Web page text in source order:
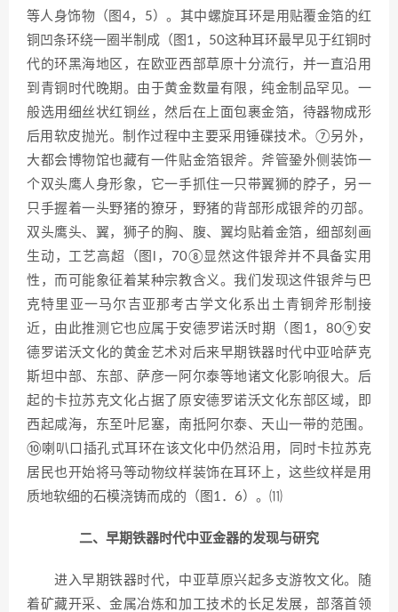
等人身饰物（图4，5）。其中螺旋耳环是用贴覆金箔的红
铜凹条环绕一圈半制成（图1，50这种耳环最早见于红铜时
代的环黑海地区，在欧亚西部草原十分流行，并一直沿用
到青铜时代晚期。由于黄金数量有限，纯金制品罕见。一
般选用细丝状红铜丝，然后在上面包裹金箔，待器物成形
后用软皮抛光。制作过程中主要采用锤碟技术。⑦另外，
大都会博物馆也藏有一件贴金箔银斧。斧管銎外侧装饰一
个双头鹰人身形象，它一手抓住一只带翼狮的脖子，另一
只手握着一头野猪的獠牙，野猪的背部形成银斧的刃部。
双头鹰头、翼，狮子的胸、腹、翼均贴着金箔，细部刻画
生动，工艺高超（图l，70⑧显然这件银斧并不具备实用
性，而可能象征着某种宗教含义。我们发现这件银斧与巴
克特里亚一马尔吉亚那考古学文化系出土青铜斧形制接
近，由此推测它也应属于安德罗诺沃时期（图1，80⑨安
德罗诺沃文化的黄金艺术对后来早期铁器时代中亚哈萨克
斯坦中部、东部、萨彦一阿尔泰等地诸文化影响很大。后
起的卡拉苏克文化占据了原安德罗诺沃文化东部区域，即
西起咸海，东至叶尼塞，南抵阿尔泰、天山一带的范围。
⑩喇叭口插孔式耳环在该文化中仍然沿用，同时卡拉苏克
居民也开始将马等动物纹样装饰在耳环上，这些纹样是用
质地软细的石模浇铸而成的（图1．6）。⑾
二、早期铁器时代中亚金器的发现与研究
进入早期铁器时代，中亚草原兴起多支游牧文化。随
着矿藏开采、金属冶炼和加工技术的长足发展，部落首领